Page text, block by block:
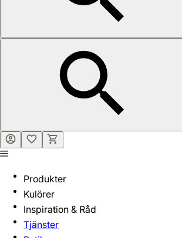
Produkter
Kulörer
Inspiration & Råd
Tjänster